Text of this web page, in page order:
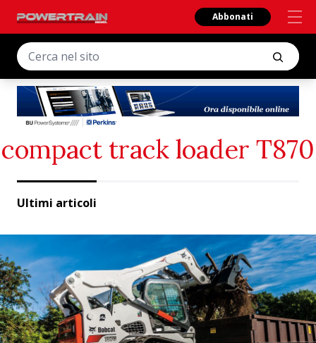
Abbonati
compact track loader T870
Ultimi articoli